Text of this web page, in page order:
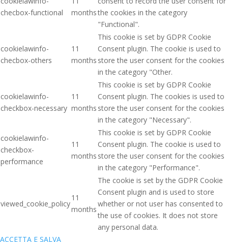
checbox-functional
monthsthe cookies in the category
"Functional".
cookielawinfo-
checbox-others
11
months
This cookie is set by GDPR Cookie
Consent plugin. The cookie is used to
store the user consent for the cookies
in the category "Other.
cookielawinfo-
checkbox-necessary
11
months
This cookie is set by GDPR Cookie
Consent plugin. The cookies is used to
store the user consent for the cookies
in the category "Necessary".
cookielawinfo-
checkbox-
performance
11
months
This cookie is set by GDPR Cookie
Consent plugin. The cookie is used to
store the user consent for the cookies
in the category "Performance".
viewed_cookie_policy
11
months
The cookie is set by the GDPR Cookie
Consent plugin and is used to store
whether or not user has consented to
the use of cookies. It does not store
any personal data.
ACCETTA E SALVA